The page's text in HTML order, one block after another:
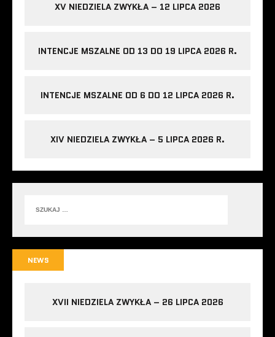
XV NIEDZIELA ZWYKŁA – 12 LIPCA 2026
INTENCJE MSZALNE OD 13 DO 19 LIPCA 2026 R.
INTENCJE MSZALNE OD 6 DO 12 LIPCA 2026 R.
XIV NIEDZIELA ZWYKŁA – 5 LIPCA 2026 R.
NEWS
XVII NIEDZIELA ZWYKŁA – 26 LIPCA 2026